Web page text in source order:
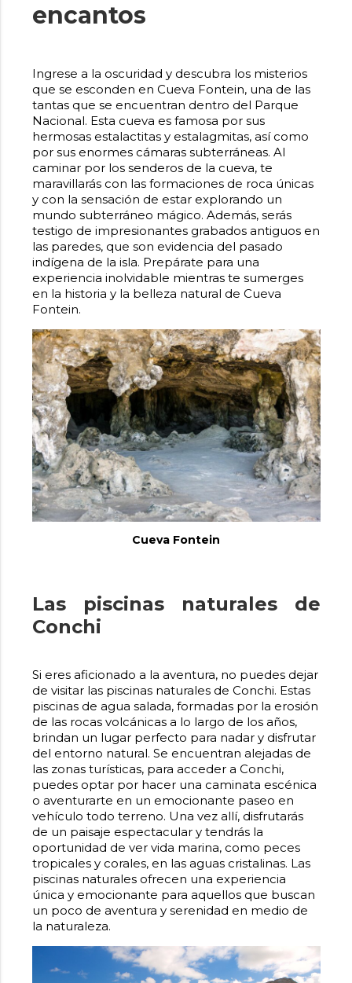
encantos
Ingrese a la oscuridad y descubra los misterios
que se esconden en Cueva Fontein, una de las
tantas que se encuentran dentro del Parque
Nacional. Esta cueva es famosa por sus
hermosas estalactitas y estalagmitas, así como
por sus enormes cámaras subterráneas. Al
caminar por los senderos de la cueva, te
maravillarás con las formaciones de roca únicas
y con la sensación de estar explorando un
mundo subterráneo mágico. Además, serás
testigo de impresionantes grabados antiguos en
las paredes, que son evidencia del pasado
indígena de la isla. Prepárate para una
experiencia inolvidable mientras te sumerges
en la historia y la belleza natural de Cueva
Fontein.
Cueva Fontein
Las piscinas naturales de
Conchi
Si eres aficionado a la aventura, no puedes dejar
de visitar las piscinas naturales de Conchi. Estas
piscinas de agua salada, formadas por la erosión
de las rocas volcánicas a lo largo de los años,
brindan un lugar perfecto para nadar y disfrutar
del entorno natural. Se encuentran alejadas de
las zonas turísticas, para acceder a Conchi,
puedes optar por hacer una caminata escénica
o aventurarte en un emocionante paseo en
vehículo todo terreno. Una vez allí, disfrutarás
de un paisaje espectacular y tendrás la
oportunidad de ver vida marina, como peces
tropicales y corales, en las aguas cristalinas. Las
piscinas naturales ofrecen una experiencia
única y emocionante para aquellos que buscan
un poco de aventura y serenidad en medio de
la naturaleza.